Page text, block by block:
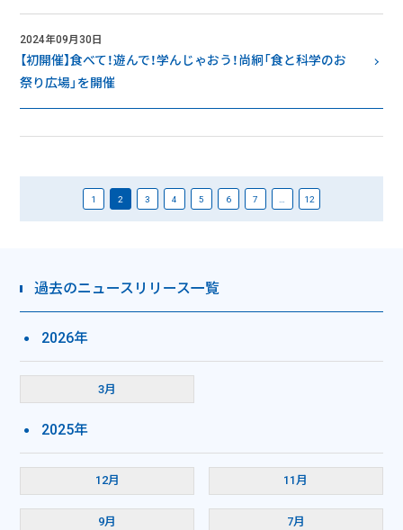
2024年09月30日
【初開催】食べて！遊んで！学んじゃおう！尚絅「食と科学のお
祭り広場」を開催
1 2 3 4 5 6 7 12
過去のニュースリリース一覧
2026年
3月
2025年
12月 11月
9月 7月